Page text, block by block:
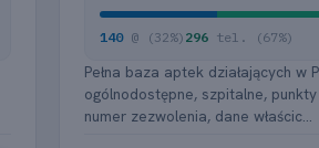
140 @ (32%) 296 tel. (67%)
Pełna baza aptek działających w
ogólnodostępne, szpitalne,
numer zezwolenia, dane właścic...